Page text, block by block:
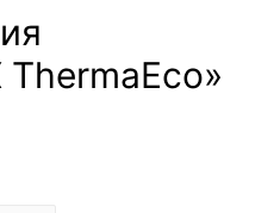
ThermaEco»